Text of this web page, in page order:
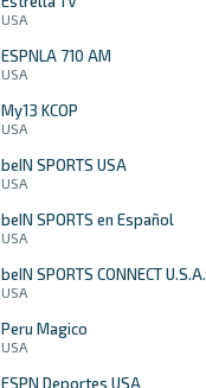
USA
ESPNLA 710 AM
USA
My13 KCOP
USA
beIN SPORTS USA
USA
beIN SPORTS en Español
USA
beIN SPORTS CONNECT U.S.A.
USA
Peru Magico
USA
ESPN Deportes USA